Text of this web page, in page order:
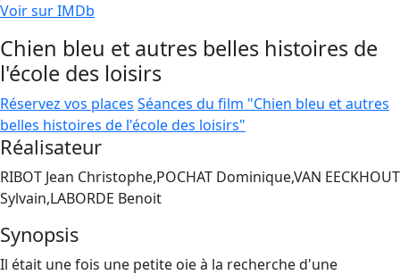
Voir sur IMDb
Chien bleu et autres belles histoires de
l'école des loisirs
Réservez vos places Séances du film "Chien bleu et autres
belles histoires de l'école des loisirs"
Réalisateur
RIBOT Jean Christophe,POCHAT Dominique,VAN EECKHOUT
Sylvain,LABORDE Benoit
Synopsis
Il était une fois une petite oie à la recherche d'une